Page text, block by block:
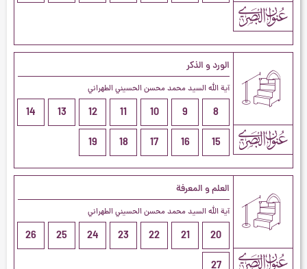
الورد و الذكر
آية الله السيد محمد محسن الحسيني الطهراني
8
9
10
11
12
13
14
15
16
17
18
19
العلم و المعرفة
آية الله السيد محمد محسن الحسيني الطهراني
20
21
22
23
24
25
26